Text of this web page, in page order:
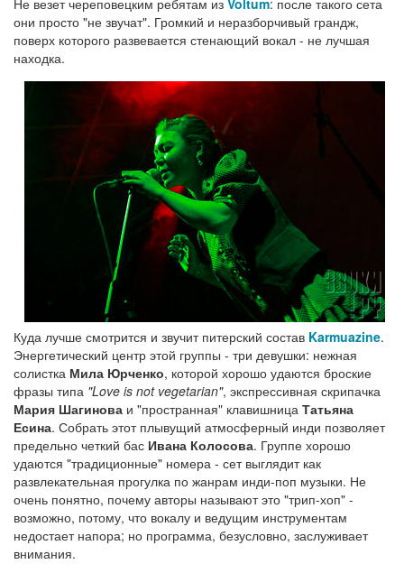
Не везет череповецким ребятам из Voltum: после такого сета
они просто "не звучат". Громкий и неразборчивый грандж,
поверх которого развевается стенающий вокал - не лучшая
находка.
Куда лучше смотрится и звучит питерский состав Karmuazine.
Энергетический центр этой группы - три девушки: нежная
солистка Мила Юрченко, которой хорошо удаются броские
фразы типа "Love is not vegetarian", экспрессивная скрипачка
Мария Шагинова и "пространная" клавишница Татьяна
Есина. Собрать этот плывущий атмосферный инди позволяет
предельно четкий бас Ивана Колосова. Группе хорошо
удаются "традиционные" номера - сет выглядит как
развлекательная прогулка по жанрам инди-поп музыки. Не
очень понятно, почему авторы называют это "трип-хоп" -
возможно, потому, что вокалу и ведущим инструментам
недостает напора; но программа, безусловно, заслуживает
внимания.